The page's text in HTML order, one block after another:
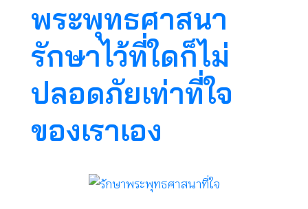
พระพุทธศาสนา
รักษาไว้ที่ใดก็ไม่
ปลอดภัยเท่าที่ใจ
ของเราเอง